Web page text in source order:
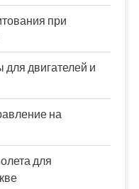
при
двигателей и
на
для